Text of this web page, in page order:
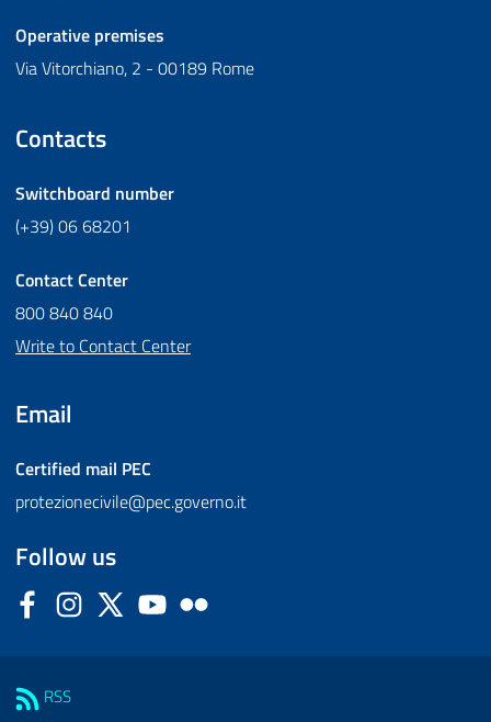
Operative premises
Via Vitorchiano, 2 - 00189 Rome
Contacts
Switchboard number
(+39) 06 68201
Contact Center
800 840 840
Write to Contact Center
Email
Certified mail PEC
protezionecivile@pec.governo.it
Follow us
FacebookInstagram
Twitter YouTube
RSS